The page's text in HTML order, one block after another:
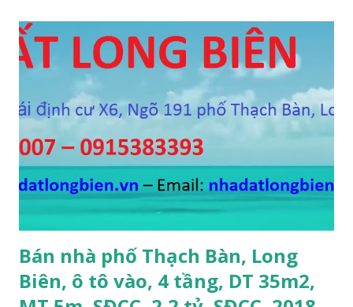
564 Nguyễn Văn Cừ, Gia Thụy, ô tô cách 15m, DT 112m2, MT
11m, chia 3 suất, hướng Đông Nam, SĐCC, giá bán: 5,7 tỷ, có
thương lượng 4. CẦN BÁN GẤP đất mặt hồ Cự Khối, gần cầu
Thanh Trì, mặt hồ rộng 2ha, đường 6m, DT 110m2, MT 6m,
hướng Tây Nam, SĐCC, giá bán: 5.5 tỷ, có thương lượng; 5.
CẦN BÁN GẤP đất đấu giá A1A2A3 Cự Khối, gần cầu Thanh
Trì, đường 8.5m, DT 66m2, MT 5.5m, hướng Đông Bắc, SĐCC,
giá bán: 4.2 tỷ, có thương lượng; 6. CẦN BÁN GẤP đất Ngõ 38
phố Tư Đình, gần đường Cổ Linh, ngõ 3m, DT...
Bán nhà phố Thạch Bàn, Long
Biên, ô tô vào, 4 tầng, DT 35m2,